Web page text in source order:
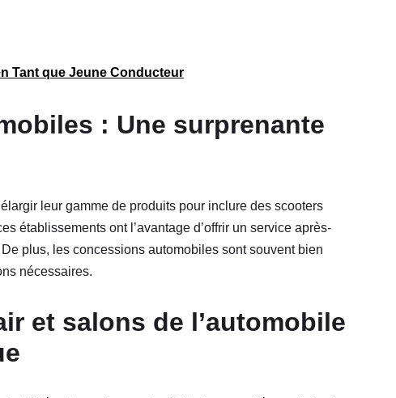
Tant que Jeune Conducteur
: Une surprenante
leur gamme de produits pour inclure des scooters
établissements ont l’avantage d’offrir un service après-
plus, les concessions automobiles sont souvent bien
nécessaires.
et salons de l’automobile